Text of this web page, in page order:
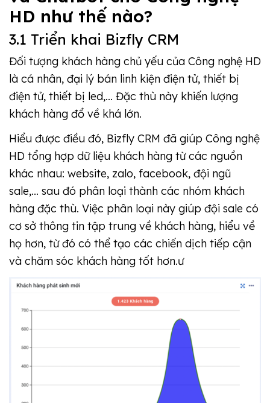
HD như thế nào?
3.1 Triển khai Bizfly CRM
Đối tượng khách hàng chủ yếu của Công nghệ HD
là cá nhân, đại lý bán linh kiện điện tử, thiết bị
điện tử, thiết bị led,... Đặc thù này khiến lượng
khách hàng đổ về khá lớn.
Hiểu được điều đó, Bizfly CRM đã giúp Công nghệ
HD tổng hợp dữ liệu khách hàng từ các nguồn
khác nhau: website, zalo, facebook, đội ngũ
sale,... sau đó phân loại thành các nhóm khách
hàng đặc thù. Việc phân loại này giúp đội sale có
cơ sở thông tin tập trung về khách hàng, hiểu về
họ hơn, từ đó có thể tạo các chiến dịch tiếp cận
và chăm sóc khách hàng tốt hơn.ư